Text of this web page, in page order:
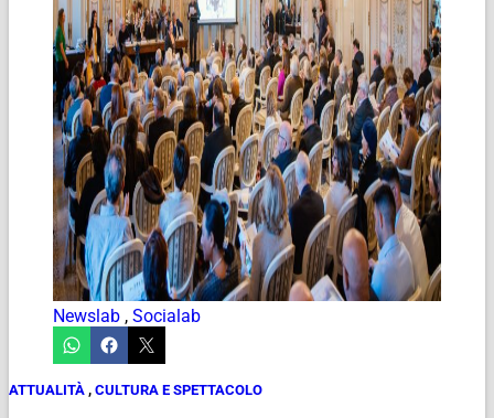
Newslab , Socialab
ATTUALITÀ , CULTURA E SPETTACOLO